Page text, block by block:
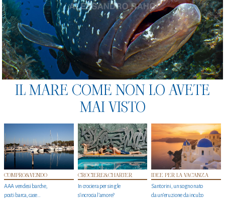
IL MARE COME NON LO AVETE
MAI VISTO
COMPRO&VENDO
AAA vendesi barche,
posti barca, case…
CROCIERE&CHARTER
In crociera per single
s'incrocia l’amore?
IDEE PER LA VACANZA
Santorini, un sogno nato
da un’eruzione da incubo